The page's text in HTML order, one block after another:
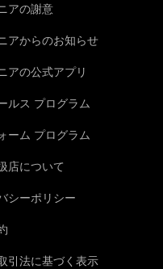
アの謝意
アからのお知らせ
アの公式アプリ
ルス プログラム
ーム プログラム
店について
シーポリシー
引法に基づく表示